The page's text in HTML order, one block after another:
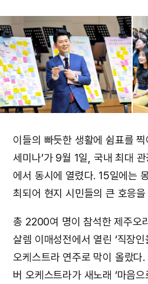
이들의 빠듯한 생활에 쉼표를 찍
세미나’가 9월 1일, 국내 최대
에서 동시에 열렸다. 15일에는
최되어 현지 시민들의 큰 호응을
총 2200여 명이 참석한 제주오
살렘 이매성전에서 열린 ‘직장
오케스트라 연주로 막이 올랐다
버 오케스트라가 새노래 ‘마음으